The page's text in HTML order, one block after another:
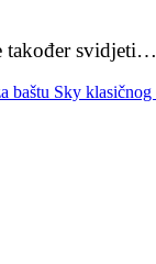
također svidjeti…